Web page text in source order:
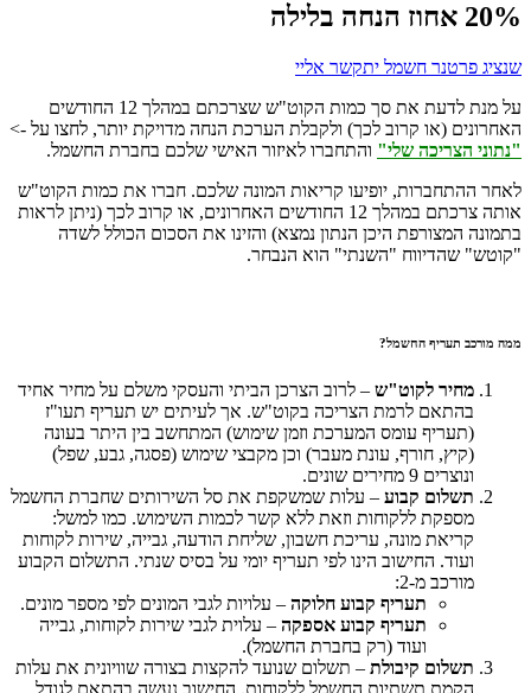
20% אחוז הנחה בלילה
שנציג פרטנר חשמל יתקשר אליי
על מנת לדעת את סך כמות הקוט"ש שצרכתם במהלך 12 החודשים
האחרונים (או קרוב לכך) ולקבלת הערכת הנחה מדויקת יותר, לחצו על ->
"נתוני הצריכה שלי" והתחברו לאיזור האישי שלכם בחברת החשמל.
לאחר ההתחברות, יופיעו קריאות המונה שלכם. חברו את כמות הקוט"ש
אותה צרכתם במהלך 12 החודשים האחרונים, או קרוב לכך (ניתן לראות
בתמונה המצורפת היכן הנתון נמצא) והזינו את הסכום הכולל לשדה
"קוטש" שהדיווח "השנתי" הוא הנבחר.
ממה מורכב תעריף החשמל?
מחיר לקוט"ש – לרוב הצרכן הביתי והעסקי משלם על מחיר אחיד
בהתאם לרמת הצריכה בקוט"ש. אך לעיתים יש תעריף תעו"ז
(תעריף עומס המערכת וזמן שימוש) המתחשב בין היתר בעונה
(קיץ, חורף, עונת מעבר) וכן מקבצי שימוש (פסגה, גבע, שפל)
ונוצרים 9 מחירים שונים.
תשלום קבוע – עלות שמשקפת את סל השירותים שחברת החשמל
מספקת ללקוחות וזאת ללא קשר לכמות השימוש. כמו למשל:
קריאת מונה, עריכת חשבון, שליחת הודעה, גבייה, שירות לקוחות
ועוד. החישוב הינו לפי תעריף יומי על בסיס שנתי. התשלום הקבוע
מורכב מ-2:
תעריף קבוע חלוקה – עלויות לגבי המונים לפי מספר מונים.
תעריף קבוע אספקה – עלוית לגבי שירות לקוחות, גבייה
ועוד (רק בחברת החשמל).
תשלום קיבולת – תשלום שנועד להקצות בצורה שוויונית את עלות
הקמת תשתיות החשמל ללקוחות. החישוב נעשה בהתאם לגודל